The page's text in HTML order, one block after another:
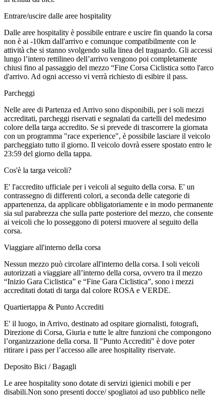
Entrare/uscire dalle aree hospitality
Dalle aree hospitality è possibile entrare e uscire fin quando la corsa
non è ai -10km dall'arrivo e comunque compatibilmente con le
attività che si stanno svolgendo sulla linea del traguardo. Gli accessi
lungo l’intero rettilineo dell’arrivo vengono poi completamente
chiusi fino al passaggio del mezzo “Fine Corsa Ciclistica sotto l'arco
d'arrivo. Ad ogni accesso vi verrà richiesto di esibire il pass.
Parcheggi
Nelle aree di Partenza ed Arrivo sono disponibili, per i soli mezzi
accreditati, parcheggi riservati e segnalati da cartelli del medesimo
colore della targa accredito. Se si prevede di trascorrere la giornata
con un programma "race experience", è possibile lasciare il veicolo
parcheggiato tutto il giorno. Il veicolo dovrà essere spostato entro le
23:59 del giorno della tappa.
Cos'è la targa veicoli?
E' l'accredito ufficiale per i veicoli al seguito della corsa. E' un
contrassegno di differenti colori, a seconda delle categorie di
appartenenza, da applicare obbligatoriamente e in modo permanente
sia sul parabrezza che sulla parte posteriore del mezzo, che consente
ai veicoli che lo posseggono di potersi muovere al seguito della
corsa.
Viaggiare all'interno della corsa
Nessun mezzo può circolare all'interno della corsa. I soli veicoli
autorizzati a viaggiare all’interno della corsa, ovvero tra il mezzo
“Inizio Gara Ciclistica” e “Fine Gara Ciclistica”, sono i mezzi
accreditati dotati di targa dal colore ROSA e VERDE.
Quartiertappa & Punto Accrediti
E' il luogo, in Arrivo, destinato ad ospitare giornalisti, fotografi,
Direzione di Corsa, Giuria e tutte le altre funzioni che compongono
l’organizzazione della corsa. Il "Punto Accrediti" è dove poter
ritirare i pass per l’accesso alle aree hospitality riservate.
Deposito Bici / Bagagli
Le aree hospitality sono dotate di servizi igienici mobili e per
disabili.Non sono presenti docce/ spogliatoi ad uso pubblico nelle